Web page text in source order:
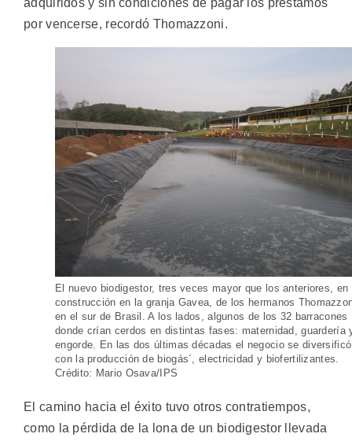
adquiridos y sin condiciones de pagar los préstamos
por vencerse, recordó Thomazzoni.
El nuevo biodigestor, tres veces mayor que los anteriores, en
construcción en la granja Gavea, de los hermanos
en el sur de Brasil. A los lados, algunos de los 32 barracones
donde crían cerdos en distintas fases: maternidad, guardería
engorde. En las dos últimas décadas el negocio se diversificó
con la producción de biogás´, electricidad y biofertilizantes.
Crédito: Mario Osava/IPS
El camino hacia el éxito tuvo otros contratiempos,
como la pérdida de la lona de un biodigestor llevada